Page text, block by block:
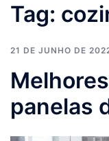
Tag:
21 DE JUNHO DE
panelas